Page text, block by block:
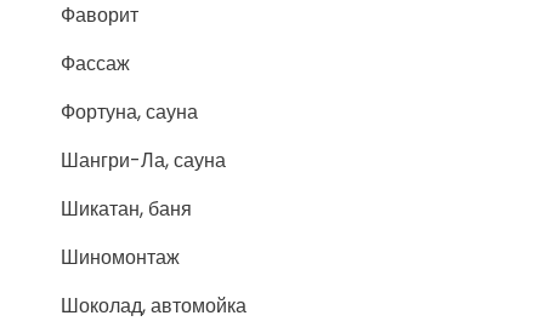
Фаворит
Фассаж
Фортуна, сауна
Шангри-Ла, сауна
Шикатан, баня
Шиномонтаж
Шоколад, автомойка